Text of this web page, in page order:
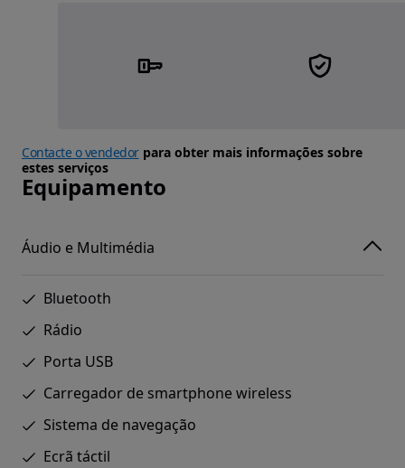
Contacte o vendedorpara obter mais informações sobre
estes serviços
Equipamento
Áudio e Multimédia
Bluetooth
Rádio
Porta USB
Carregador de smartphone wireless
Sistema de navegação
Ecrã táctil